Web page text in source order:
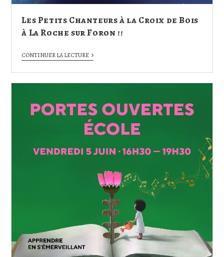
Les Petits Chanteurs à la Croix de Bois
à La Roche sur Foron !!
CONTINUER LA LECTURE